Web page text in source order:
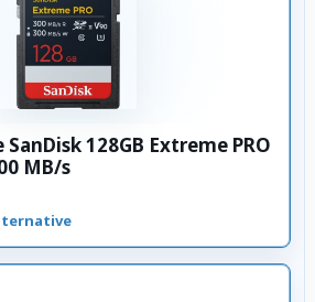
128GB Extreme PRO
MB/s